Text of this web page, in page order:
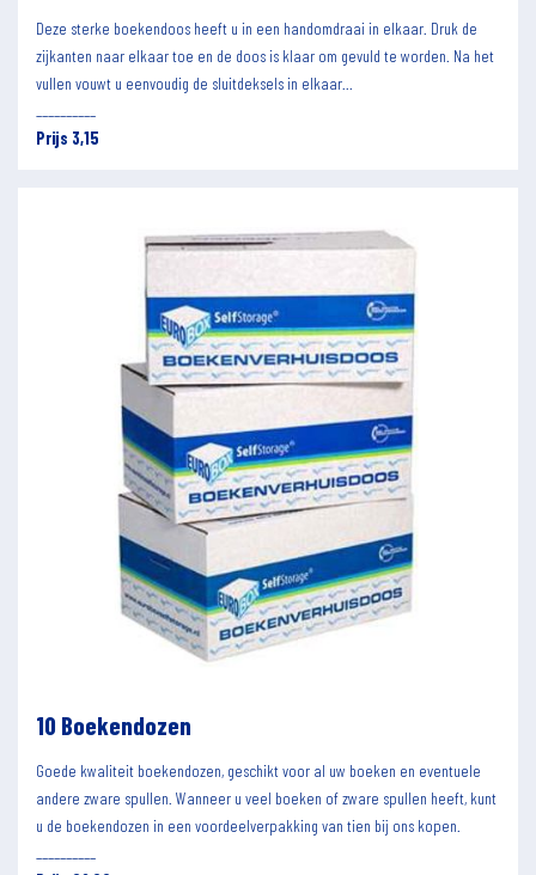
Deze sterke boekendoos heeft u in een handomdraai in elkaar. Druk de
zijkanten naar elkaar toe en de doos is klaar om gevuld te worden. Na het
vullen vouwt u eenvoudig de sluitdeksels in elkaar...
Prijs 3,15
10 Boekendozen
Goede kwaliteit boekendozen, geschikt voor al uw boeken en eventuele
andere zware spullen. Wanneer u veel boeken of zware spullen heeft, kunt
u de boekendozen in een voordeelverpakking van tien bij ons kopen.